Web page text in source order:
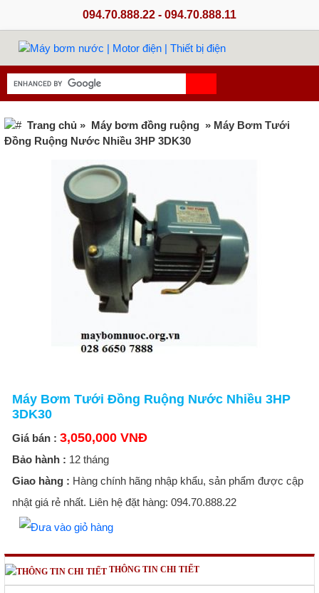
094.70.888.22 - 094.70.888.11
Trang chủ » Máy bơm đồng ruộng » Máy Bơm Tưới
Đồng Ruộng Nước Nhiều 3HP 3DK30
Máy Bơm Tưới Đồng Ruộng Nước Nhiều 3HP
3DK30
Giá bán : 3,050,000 VNĐ
Bảo hành : 12 tháng
Giao hàng : Hàng chính hãng nhập khẩu, sản phẩm được cập
nhật giá rẻ nhất. Liên hệ đặt hàng: 094.70.888.22
THÔNG TIN CHI TIẾT